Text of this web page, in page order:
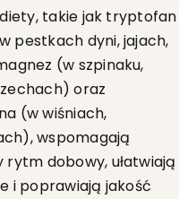
diety, takie jak tryptofan
pestkach dyni, jajach,
(w szpinaku,
oraz
(w wiśniach,
wspomagają
rytm dobowy, ułatwiają
i poprawiają jakość